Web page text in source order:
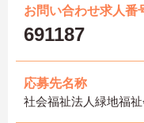
お問い合わせ求人番
691187
応募先名称
社会福祉法人緑地福